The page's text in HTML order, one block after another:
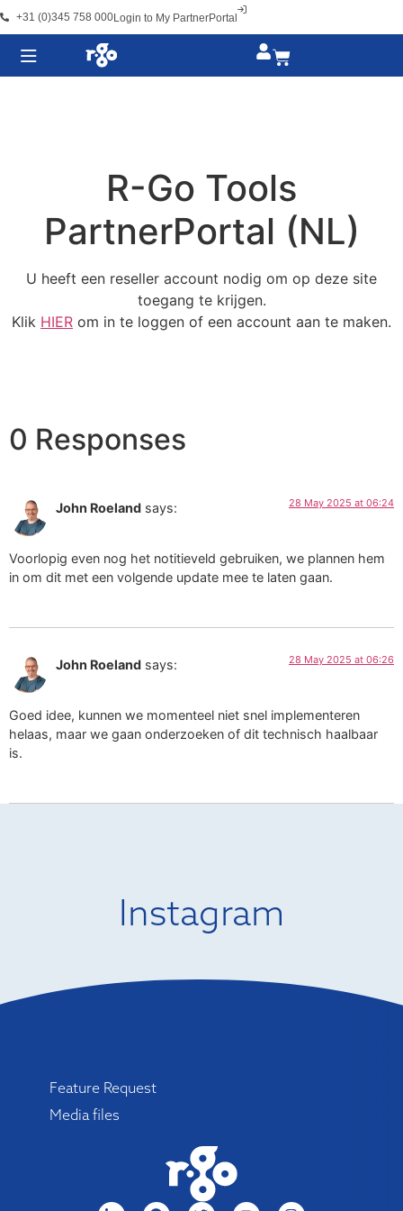
+31 (0)345 758 000Login to My PartnerPortal
R-Go Tools
PartnerPortal (NL)
U heeft een reseller account nodig om op deze site
toegang te krijgen.
Klik HIER om in te loggen of een account aan te maken.
0 Responses
John Roeland says: 28 May 2025 at 06:24
Voorlopig even nog het notitieveld gebruiken, we plannen hem
in om dit met een volgende update mee te laten gaan.
John Roeland says: 28 May 2025 at 06:26
Goed idee, kunnen we momenteel niet snel implementeren
helaas, maar we gaan onderzoeken of dit technisch haalbaar
is.
Instagram
Feature Request
Media files